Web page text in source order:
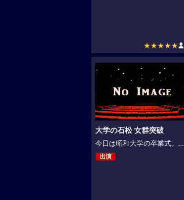
★★★★★
大学の石松 女群突破
今日は昭和大学の卒業式。...
出演